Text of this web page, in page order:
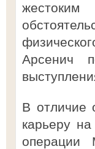
Арсенич
В отличие
карьеру
операции